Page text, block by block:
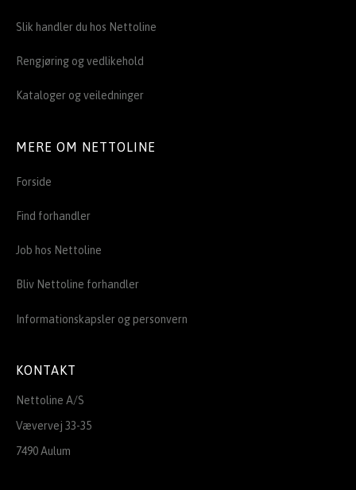
Slik handler du hos Nettoline
Rengjøring og vedlikehold
Kataloger og veiledninger
MERE OM NETTOLINE
Forside
Find forhandler
Job hos Nettoline
Bliv Nettoline forhandler
Informationskapsler og personvern
KONTAKT
Nettoline A/S
Vævervej 33-35
7490 Aulum